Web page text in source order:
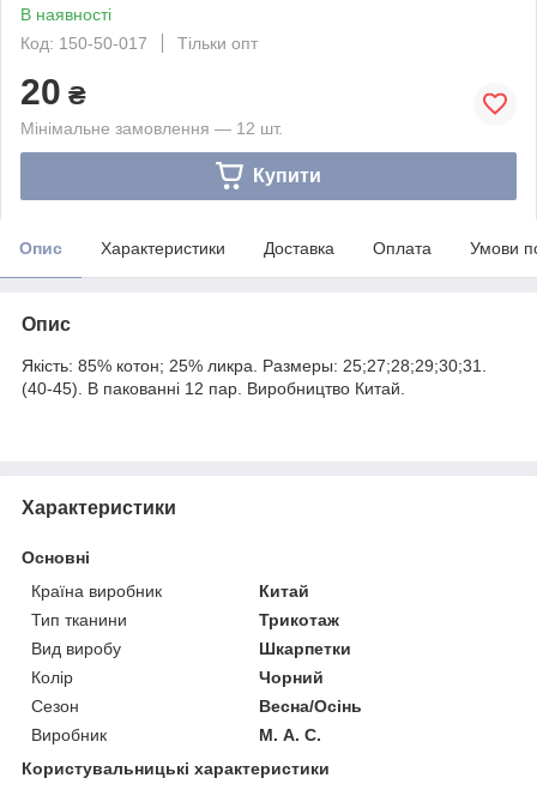
В наявності
Код: 150-50-017
Тільки опт
20 ₴
Мінімальне замовлення — 12 шт.
Купити
Опис Характеристики Доставка Оплата Умови
Опис
Якість: 85% котон; 25% ликра. Размеры: 25;27;28;29;30;31.
(40-45). В пакованні 12 пар. Виробництво Китай.
Характеристики
Основні
Країна виробник
Китай
Тип тканини
Трикотаж
Вид виробу
Шкарпетки
Колір
Чорний
Сезон
Весна/Осінь
Виробник
М. А. С.
Користувальницькі характеристики